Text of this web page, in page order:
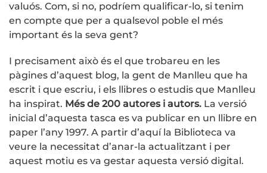
valuós. Com, si no, podríem qualificar-lo, si tenim
en compte que per a qualsevol poble el més
important és la seva gent?
I precisament això és el que trobareu en les
pàgines d’aquest blog, la gent de Manlleu que ha
escrit i que escriu, i els llibres o estudis que Manlleu
ha inspirat. Més de 200 autores i autors. La versió
inicial d’aquesta tasca es va publicar en un llibre en
paper l’any 1997. A partir d’aquí la Biblioteca va
veure la necessitat d’anar-la actualitzant i per
aquest motiu es va gestar aquesta versió digital.